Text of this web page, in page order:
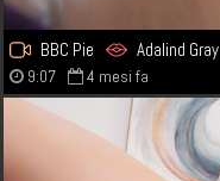
BBC Pie Adalind Gray
9:07 4 mesi fa